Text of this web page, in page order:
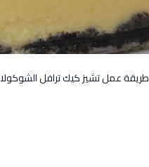
طريقة عمل تشيز كيك ترافل